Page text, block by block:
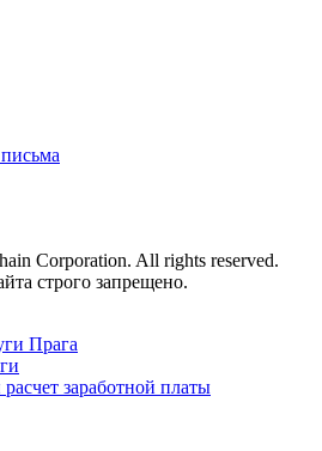
Corporation. All rights reserved.
строго запрещено.
Прага
заработной платы